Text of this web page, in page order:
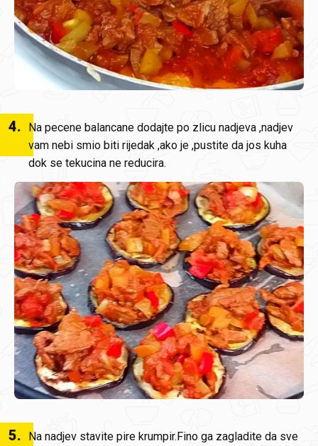
4.
Na pecene balancane dodajte po zlicu nadjeva ,nadjev
vam nebi smio biti rijedak ,ako je ,pustite da jos kuha
dok se tekucina ne reducira.
5.
Na nadjev stavite pire krumpir.Fino ga zagladite da sve